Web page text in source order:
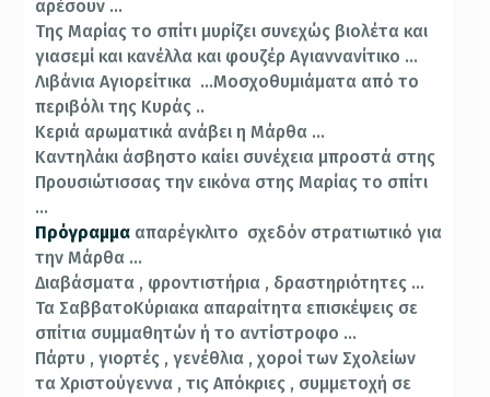
αρέσουν …
Της Μαρίας το σπίτι μυρίζει συνεχώς βιολέτα και
γιασεμί και κανέλλα και φουζέρ Αγιαννανίτικο …
Λιβάνια Αγιορείτικα …Μοσχοθυμιάματα από το
περιβόλι της Κυράς ..
Κεριά αρωματικά ανάβει η Μάρθα …
Καντηλάκι άσβηστο καίει συνέχεια μπροστά στης
Προυσιώτισσας την εικόνα στης Μαρίας το σπίτι
…
Πρόγραμμα απαρέγκλιτο σχεδόν στρατιωτικό για
την Μάρθα …
Διαβάσματα , φροντιστήρια , δραστηριότητες …
Τα ΣαββατοΚύριακα απαραίτητα επισκέψεις σε
σπίτια συμμαθητών ή το αντίστροφο …
Πάρτυ , γιορτές , γενέθλια , χοροί των Σχολείων
τα Χριστούγεννα , τις Απόκριες , συμμετοχή σε